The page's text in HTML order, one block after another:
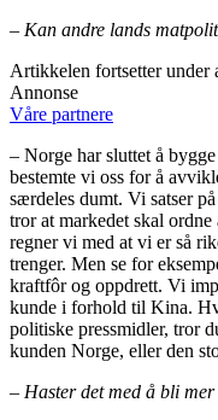
– Kan andre lands
Artikkelen fortsetter under
Annonse
Våre partnere
– Norge har sluttet å
bestemte vi oss for å
særdeles dumt. Vi satser
tror at markedet skal
regner vi med at vi er så
trenger. Men se for
kraftfôr og oppdrett. Vi
kunde i forhold til Kina.
politiske pressmidler, tror
kunden Norge, eller den
– Haster det med å bli